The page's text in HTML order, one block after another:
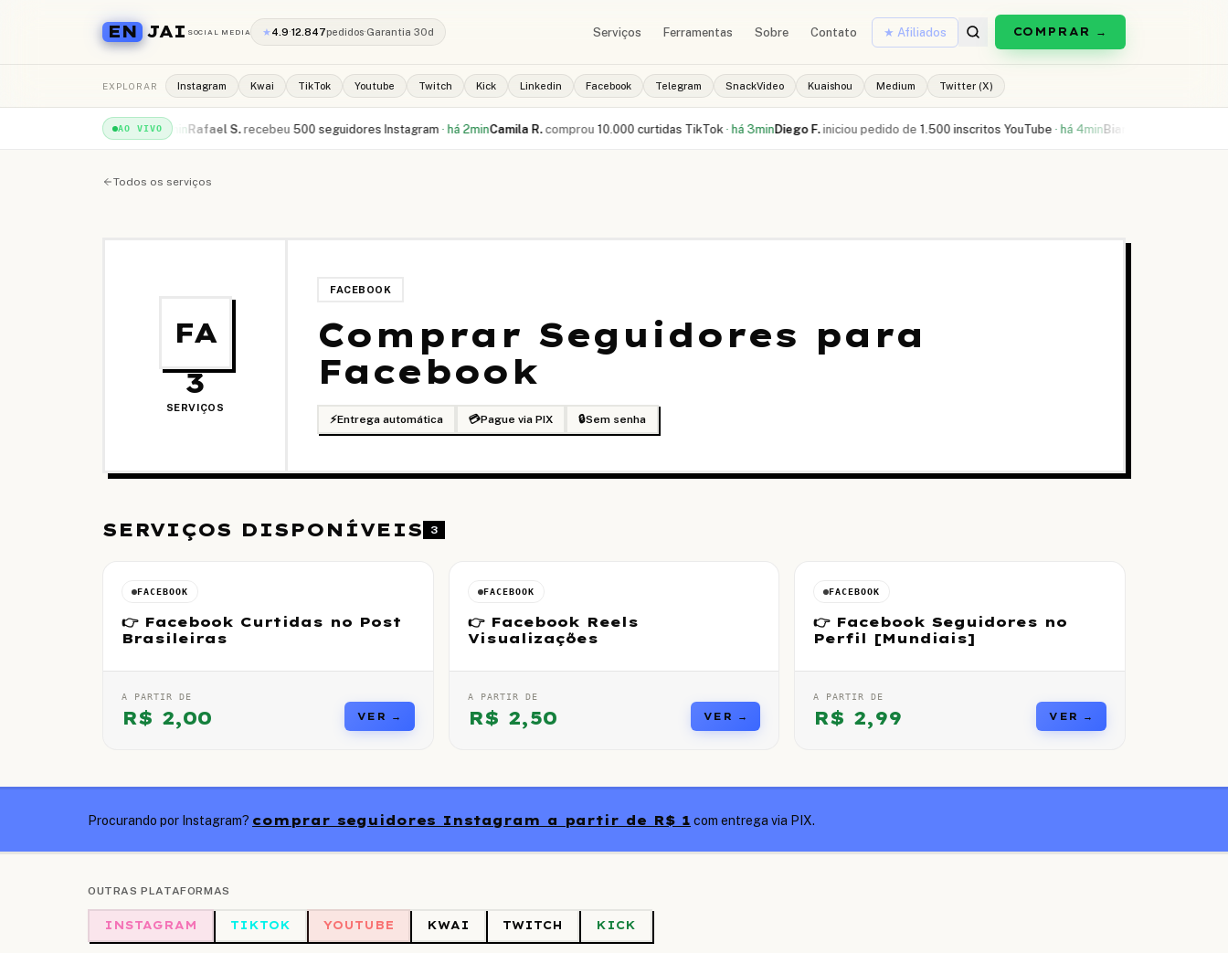
EN JAI SOCIAL MEDIA ★4.9·12.847pedidos·Garantia 30d Serviços Ferramentas Sobre Contato ★ Afiliados COMPRAR →
EXPLORAR Instagram Kwai TikTok Youtube Twitch Kick Linkedin Facebook Telegram SnackVideo Kuaishou Medium Twitter (X)
AO VIVO
views YouTube há 1minRafael S. recebeu 500 seguidores Instagram ·há 2minCamila R. comprou 10.000 curtidas TikTok ·há 3minDiego F. iniciou pedido de 1.500 inscritos YouTube ·há 4minBianca L.
Todos os serviços
FA
3
SERVIÇOS
FACEBOOK
Comprar Seguidores para
Facebook
⚡Entrega automática 💳Pague via PIX 🔒Sem senha
SERVIÇOS DISPONÍVEIS 3
FACEBOOK
👉 Facebook Curtidas no Post
Brasileiras
A PARTIR DE
R$ 2,00 VER →
FACEBOOK
👉 Facebook Reels
Visualizações
A PARTIR DE
R$ 2,50 VER →
FACEBOOK
👉 Facebook Seguidores no
Perfil [Mundiais]
A PARTIR DE
R$ 2,99 VER →
Procurando por Instagram? comprar seguidores Instagram a partir de R$ 1 com entrega via PIX.
OUTRAS PLATAFORMAS
INSTAGRAM TIKTOK YOUTUBE KWAI TWITCH KICK